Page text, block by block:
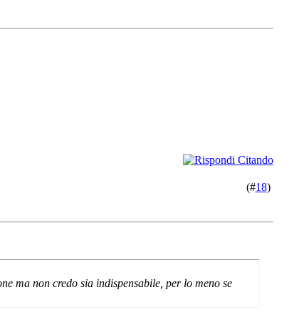
(#18)
ma non credo sia indispensabile, per lo meno se